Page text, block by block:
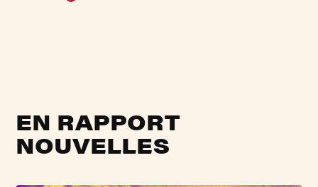
EN RAPPORT
NOUVELLES